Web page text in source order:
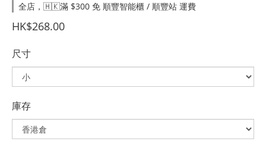
全店，🇭🇰滿 $300 免 順豐智能櫃 / 順豐站 運費
HK$268.00
尺寸
庫存